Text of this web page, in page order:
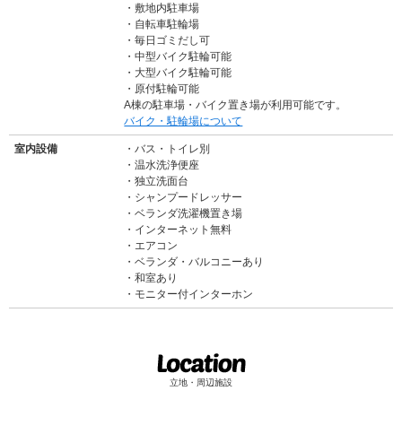
敷地内駐車場
自転車駐輪場
毎日ゴミだし可
中型バイク駐輪可能
大型バイク駐輪可能
原付駐輪可能
A棟の駐車場・バイク置き場が利用可能です。
バイク・駐輪場について
室内設備
バス・トイレ別
温水洗浄便座
独立洗面台
シャンプードレッサー
ベランダ洗濯機置き場
インターネット無料
エアコン
ベランダ・バルコニーあり
和室あり
モニター付インターホン
立地・周辺施設